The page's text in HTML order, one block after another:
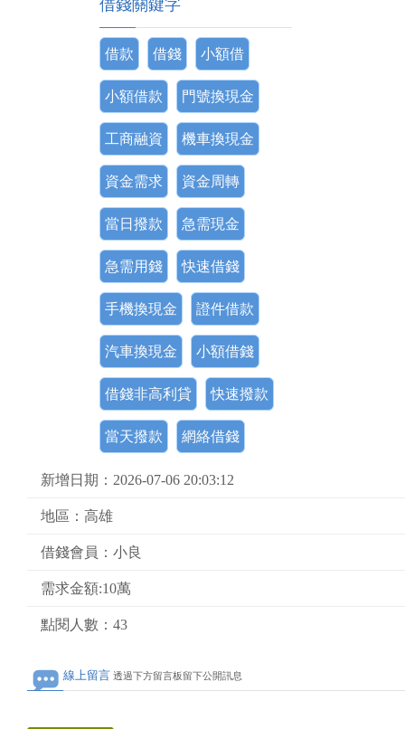
借錢關鍵字
借款 借錢 小額借
小額借款 門號換現金
工商融資 機車換現金
資金需求 資金周轉
當日撥款 急需現金
急需用錢 快速借錢
手機換現金 證件借款
汽車換現金 小額借錢
借錢非高利貸 快速撥款
當天撥款 網絡借錢
新增日期：2026-07-06 20:03:12
地區：高雄
借錢會員：小良
需求金額:10萬
點閱人數：43
線上留言 透過下方留言板留下公開訊息